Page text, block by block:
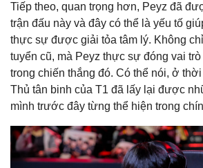
Tiếp theo, quan trọng hơn, Peyz đã
trận đấu này và đây có thể là yếu tố
thực sự được giải tỏa tâm lý. Không
tuyển cũ, mà Peyz thực sự đóng vai
trong chiến thắng đó. Có thể nói, ở
Thủ tân binh của T1 đã lấy lại được
mình trước đây từng thể hiện trong